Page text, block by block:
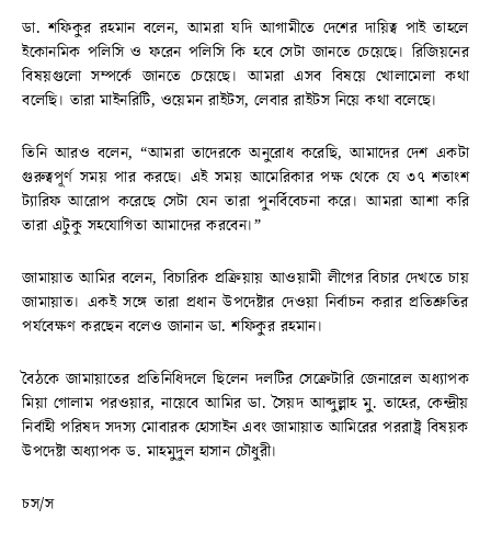
ডা. শফিকুর রহমান বলেন, আমরা যদি আগামীতে দেশের দায়িত্ব পাই তাহলে
ইকোনমিক পলিসি ও ফরেন পলিসি কি হবে সেটা জানতে চেয়েছে। রিজিয়নের
বিষয়গুলো সম্পর্কে জানতে চেয়েছে। আমরা এসব বিষয়ে খোলামেলা কথা
বলেছি। তারা মাইনরিটি, ওয়েমন রাইটস, লেবার রাইটস নিয়ে কথা বলেছে।
তিনি আরও বলেন, “আমরা তাদেরকে অনুরোধ করেছি, আমাদের দেশ একটা
গুরুত্বপূর্ণ সময় পার করছে। এই সময় আমেরিকার পক্ষ থেকে যে ৩৭ শতাংশ
ট্যারিফ আরোপ করেছে সেটা যেন তারা পুনর্বিবেচনা করে। আমরা আশা করি
তারা এটুকু সহযোগিতা আমাদের করবেন।”
জামায়াত আমির বলেন, বিচারিক প্রক্রিয়ায় আওয়ামী লীগের বিচার দেখতে চায়
জামায়াত। একই সঙ্গে তারা প্রধান উপদেষ্টার দেওয়া নির্বাচন করার প্রতিশ্রুতির
পর্যবেক্ষণ করছেন বলেও জানান ডা. শফিকুর রহমান।
বৈঠকে জামায়াতের প্রতিনিধিদলে ছিলেন দলটির সেক্রেটারি জেনারেল অধ্যাপক
মিয়া গোলাম পরওয়ার, নায়েবে আমির ডা. সৈয়দ আব্দুল্লাহ মু. তাহের, কেন্দ্রীয়
নির্বাহী পরিষদ সদস্য মোবারক হোসাইন এবং জামায়াত আমিরের পররাষ্ট্র বিষয়ক
উপদেষ্টা অধ্যাপক ড. মাহমুদুল হাসান চৌধুরী।
চস/স